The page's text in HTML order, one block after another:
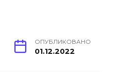
ОПУБЛИКОВАНО
01.12.2022